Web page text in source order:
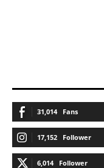
31,014 Fans
17,152 Follower
6,014 Follower